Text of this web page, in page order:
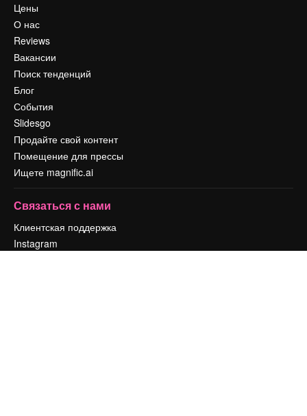
Цены
О нас
Reviews
Вакансии
Поиск тенденций
Блог
События
Slidesgo
Продайте свой контент
Помещение для прессы
Ищете magnific.ai
Связаться с нами
Клиентская поддержка
Instagram